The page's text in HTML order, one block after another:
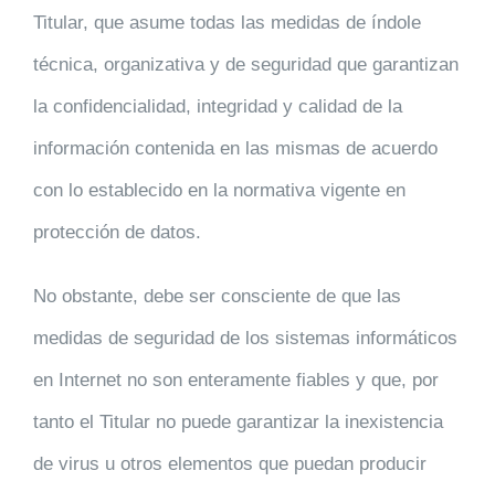
Titular, que asume todas las medidas de índole
técnica, organizativa y de seguridad que garantizan
la confidencialidad, integridad y calidad de la
información contenida en las mismas de acuerdo
con lo establecido en la normativa vigente en
protección de datos.
No obstante, debe ser consciente de que las
medidas de seguridad de los sistemas informáticos
en Internet no son enteramente fiables y que, por
tanto el Titular no puede garantizar la inexistencia
de virus u otros elementos que puedan producir